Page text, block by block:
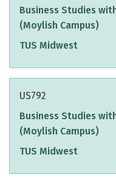
Business Studies
(Moylish Campus)
TUS Midwest
US792
Business Studies
(Moylish Campus)
TUS Midwest